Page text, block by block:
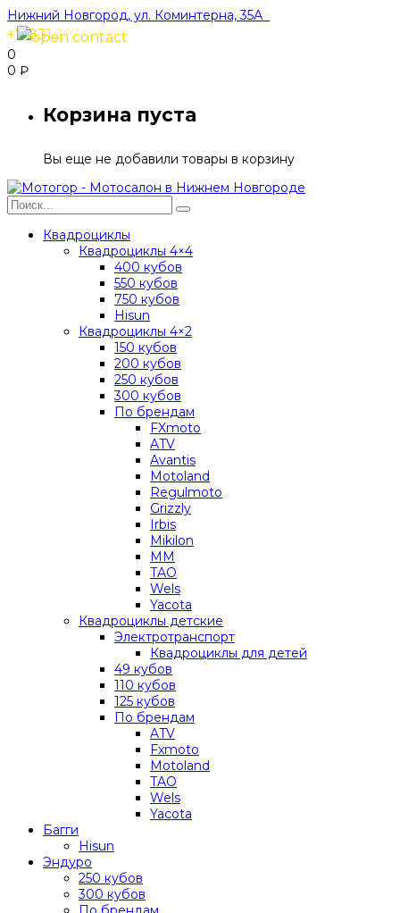
Нижний Новгород, ул. Коминтерна, 35А
+7 831 288-91-40
0
0 ₽
Корзина пуста
Вы еще не добавили товары в корзину
Квадроциклы
Квадроциклы 4×4
400 кубов
550 кубов
750 кубов
Hisun
Квадроциклы 4×2
150 кубов
200 кубов
250 кубов
300 кубов
По брендам
FXmoto
ATV
Avantis
Motoland
Regulmoto
Grizzly
Irbis
Mikilon
MM
TAO
Wels
Yacota
Квадроциклы детские
Электротранспорт
Квадроциклы для детей
49 кубов
110 кубов
125 кубов
По брендам
ATV
Fxmoto
Motoland
TAO
Wels
Yacota
Багги
Hisun
Эндуро
250 кубов
300 кубов